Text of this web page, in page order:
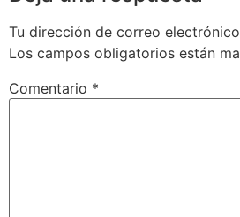
Tu dirección de correo
Los campos obligatorios están
Comentario *